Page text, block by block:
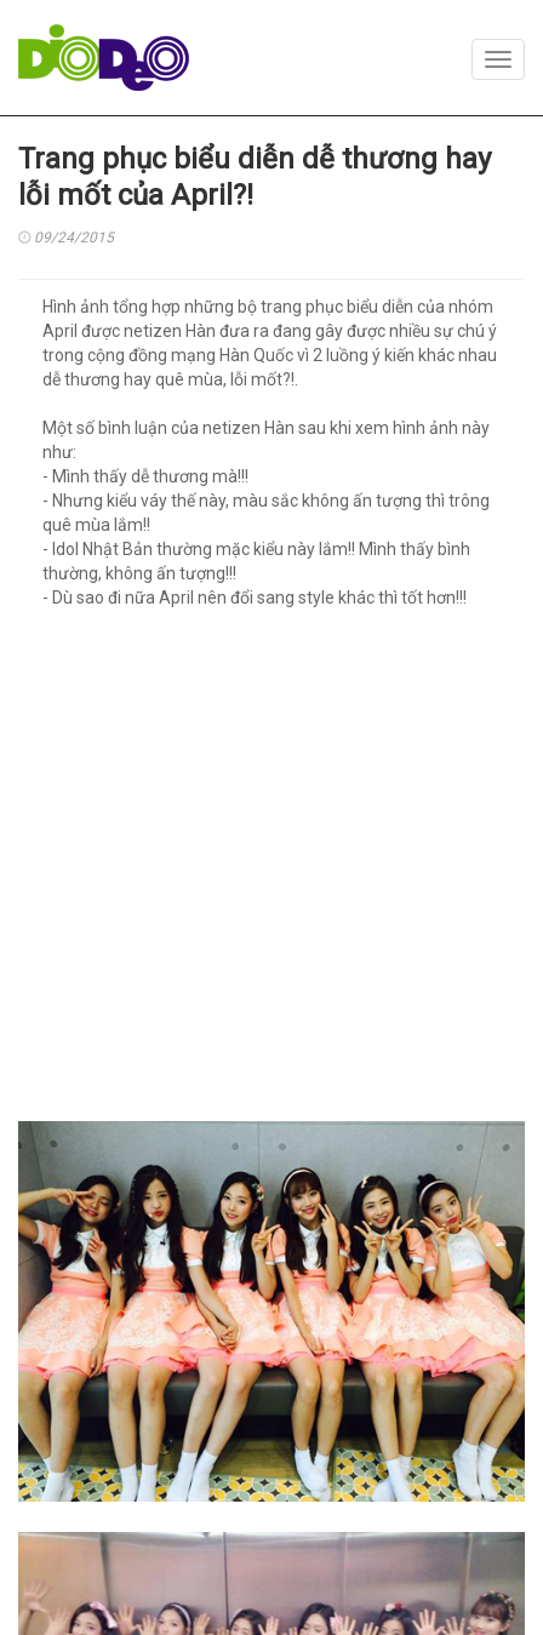
Trang phục biểu diễn dễ thương hay
lỗi mốt của April?!
09/24/2015
Hình ảnh tổng hợp những bộ trang phục biểu diễn của nhóm
April được netizen Hàn đưa ra đang gây được nhiều sự chú ý
trong cộng đồng mạng Hàn Quốc vì 2 luồng ý kiến khác nhau
dễ thương hay quê mùa, lỗi mốt?!.
Một số bình luận của netizen Hàn sau khi xem hình ảnh này
như:
- Mình thấy dễ thương mà!!!
- Nhưng kiểu váy thế này, màu sắc không ấn tượng thì trông
quê mùa lắm!!
- Idol Nhật Bản thường mặc kiểu này lắm!! Mình thấy bình
thường, không ấn tượng!!!
- Dù sao đi nữa April nên đổi sang style khác thì tốt hơn!!!